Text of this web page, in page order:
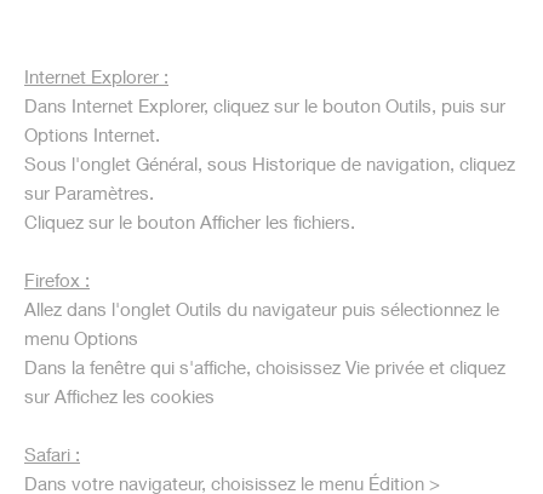
Internet Explorer :
Dans Internet Explorer, cliquez sur le bouton Outils, puis sur
Options Internet.
Sous l'onglet Général, sous Historique de navigation, cliquez
sur Paramètres.
Cliquez sur le bouton Afficher les fichiers.
Firefox :
Allez dans l'onglet Outils du navigateur puis sélectionnez le
menu Options
Dans la fenêtre qui s'affiche, choisissez Vie privée et cliquez
sur Affichez les cookies
Safari :
Dans votre navigateur, choisissez le menu Édition >